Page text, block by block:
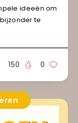
ideeën om
te
0
150